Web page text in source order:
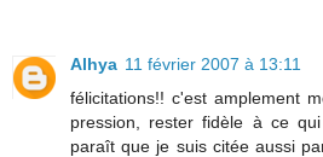
Alhya 11 février 2007 à 13:11
félicitations!! c'est amplement
pression, rester fidèle à ce
paraît que je suis citée aussi